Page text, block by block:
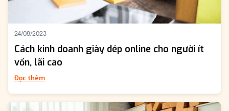
24/08/2023
Cách kinh doanh giày dép online cho người ít
vốn, lãi cao
Đọc thêm